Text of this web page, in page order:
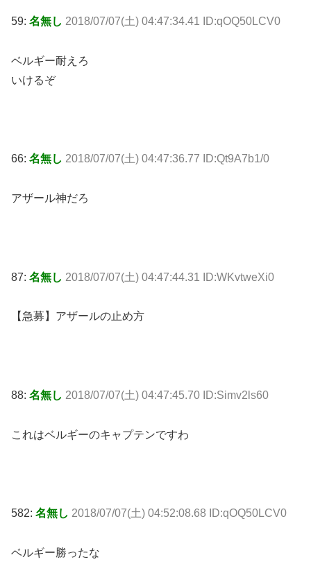
59: 名無し 2018/07/07(土) 04:47:34.41 ID:qOQ50LCV0
ベルギー耐えろ
いけるぞ
66: 名無し 2018/07/07(土) 04:47:36.77 ID:Qt9A7b1/0
アザール神だろ
87: 名無し 2018/07/07(土) 04:47:44.31 ID:WKvtweXi0
【急募】アザールの止め方
88: 名無し 2018/07/07(土) 04:47:45.70 ID:Simv2ls60
これはベルギーのキャプテンですわ
582: 名無し 2018/07/07(土) 04:52:08.68 ID:qOQ50LCV0
ベルギー勝ったな